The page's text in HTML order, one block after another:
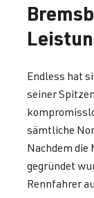
Endless hat
seiner
sämtliche
Nachdem die
gegründet
Rennfahrer